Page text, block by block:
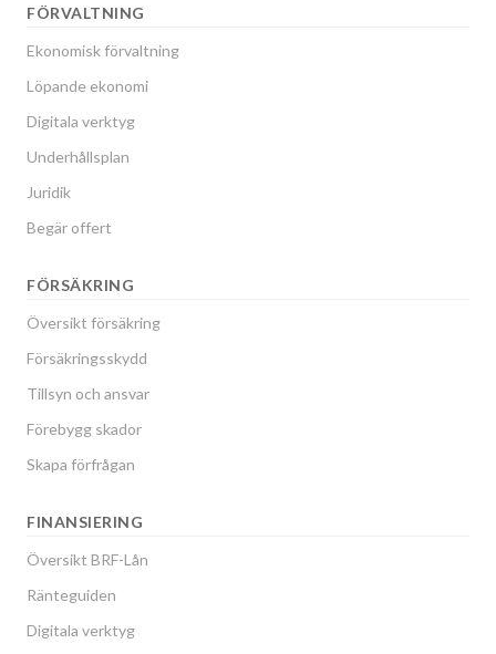
FÖRVALTNING
Ekonomisk förvaltning
Löpande ekonomi
Digitala verktyg
Underhållsplan
Juridik
Begär offert
FÖRSÄKRING
Översikt försäkring
Försäkringsskydd
Tillsyn och ansvar
Förebygg skador
Skapa förfrågan
FINANSIERING
Översikt BRF-Lån
Ränteguiden
Digitala verktyg